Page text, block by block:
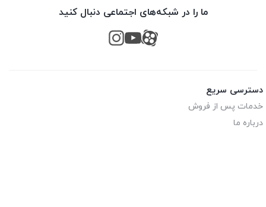
ما را در شبکه‌های اجتماعی دنبال کنید
دسترسی سریع
خدمات پس از فروش
درباره ما